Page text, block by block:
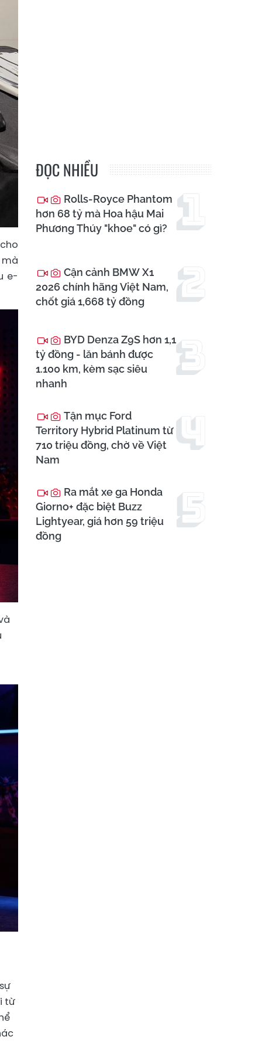
e-
từ
ĐỌC NHIỀU
Rolls-Royce Phantom
hơn 68 tỷ mà Hoa hậu Mai
Phương Thúy "khoe" có gì?
Cận cảnh BMW X1
2026 chính hãng Việt Nam,
chốt giá 1,668 tỷ đồng
BYD Denza Z9S hơn 1,1
tỷ đồng - lăn bánh được
1.100 km, kèm sạc siêu
nhanh
Tận mục Ford
Territory Hybrid Platinum từ
710 triệu đồng, chờ về Việt
Nam
Ra mắt xe ga Honda
Giorno+ đặc biệt Buzz
Lightyear, giá hơn 59 triệu
đồng